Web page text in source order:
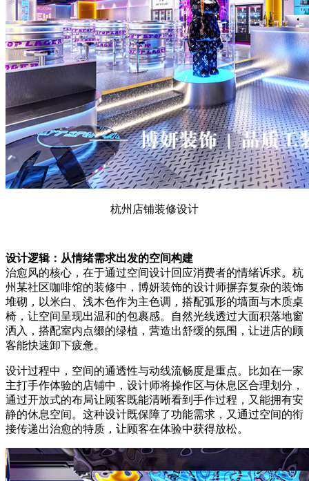
杭州店铺装修设计
设计逻辑：从情绪需求出发的空间构建
治愈风的核心，在于通过空间设计回应消费者的情绪诉求。杭
州某社区咖啡馆的装修中，博妍装饰的设计师摒弃复杂的装饰
堆砌，以米白、浅木色作为主色调，搭配弧形的墙面与木质桌
椅，让空间呈现出温和的包裹感。自然光线透过大面积落地窗
洒入，搭配室内点缀的绿植，营造出舒缓的氛围，让进店的顾
客能快速卸下疲惫。
设计过程中，空间的通透性与动线流畅度是重点。比如在一家
主打手作体验的店铺中，设计师将操作区与休息区合理划分，
通过开放式的布局让顾客既能清晰看到手作过程，又能拥有安
静的休息空间。这种设计既保障了功能需求，又通过空间的衔
接传递出治愈的特质，让顾客在体验中获得放松。